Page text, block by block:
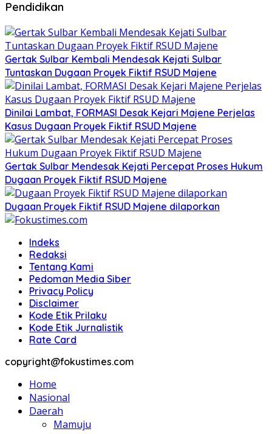
Pendidikan
Gertak Sulbar Kembali Mendesak Kejati Sulbar
Tuntaskan Dugaan Proyek Fiktif RSUD Majene
Dinilai Lambat, FORMASI Desak Kejari Majene Perjelas
Kasus Dugaan Proyek Fiktif RSUD Majene
Gertak Sulbar Mendesak Kejati Percepat Proses Hukum
Dugaan Proyek Fiktif RSUD Majene
Dugaan Proyek Fiktif RSUD Majene dilaporkan
Indeks
Redaksi
Tentang Kami
Pedoman Media Siber
Privacy Policy
Disclaimer
Kode Etik Prilaku
Kode Etik Jurnalistik
Rate Card
copyright@fokustimes.com
Home
Nasional
Daerah
Mamuju